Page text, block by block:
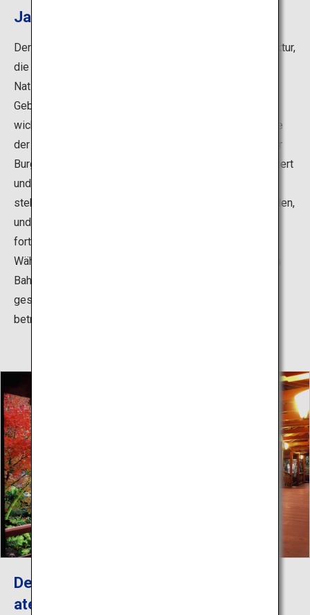
Japans erste Weltkulturerbestätte
Der Hauptbergfried der Burg Himeji ist die älteste Struktur,
die 1609 erbaut wurde. Neben dem Burgturm, der zum
Nationalschatz ernannt wurde, sind auch viele andere
Gebäude auf dem Gelände als Nationalschätze und
wichtige Kulturgüter anerkannt. Dem Burggelände wurde
der Status als historisch bedeutender Ort verliehen. Der
Burgturm wurde von 2009 bis 2015 umfassend restauriert
und erstrahlt seitdem im neuen Glanz. Die Dachziegel
stehen in einem schönen Kontrast zu den weißen Wänden,
und rund um die Burg sind zahlreiche Beispiele der
fortschrittlichen Verteidigungsanlagen zu bewundern.
Während die Burg in ihrer königlichen Pracht schon vom
Bahnhof JR Himeji im Zentrum der Stadt Himeji aus
gesehen werden kann, muss man sie aus der Nähe
betrachten, um ihre ganze Pracht wirklich zu erleben.
Der Garten Koko-en passt perfekt zur
atemberaubenden Kulisse der Burg